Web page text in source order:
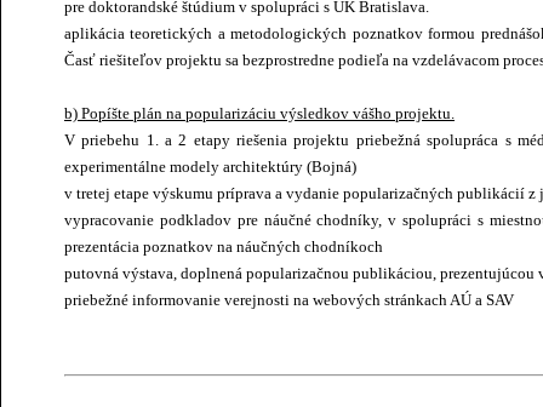
pre doktorandské štúdium v spolupráci s UK Bratislava.
aplikácia teoretických a metodologických poznatkov formou
Časť riešiteľov projektu sa bezprostredne podieľa na vzdelávacom
b) Popíšte plán na popularizáciu výsledkov vášho projektu.
V priebehu 1. a 2 etapy riešenia projektu priebežná spolupráca s
experimentálne modely architektúry (Bojná)
v tretej etape výskumu príprava a vydanie popularizačných publikácií
vypracovanie podkladov pre náučné chodníky, v spolupráci s
prezentácia poznatkov na náučných chodníkoch
putovná výstava, doplnená popularizačnou publikáciou, prezentujúcou
priebežné informovanie verejnosti na webových stránkach AÚ a SAV